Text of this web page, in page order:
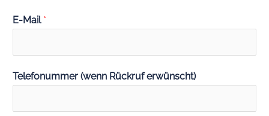
E-Mail *
Telefonummer (wenn Rückruf erwünscht)